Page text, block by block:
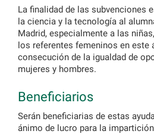
La finalidad de las subvenciones
la ciencia y la tecnología al
Madrid, especialmente a las
los referentes femeninos en este
consecución de la igualdad de
mujeres y hombres.
Beneficiarios
Serán beneficiarias de estas
ánimo de lucro para la